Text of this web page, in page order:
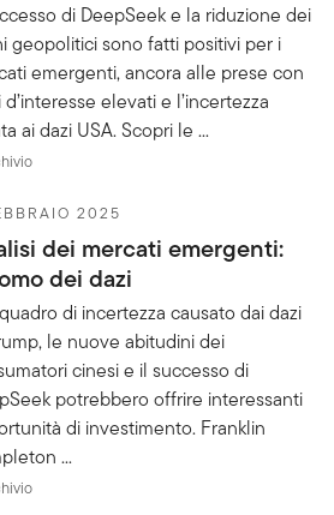
di DeepSeek e la riduzione dei
geopolitici sono fatti positivi per i
emergenti, ancora alle prese con
d’interesse elevati e l’incertezza
ai dazi USA. Scopri le ...
2025
dei mercati emergenti:
dei dazi
di incertezza causato dai dazi
le nuove abitudini dei
cinesi e il successo di
potrebbero offrire interessanti
di investimento. Franklin
...